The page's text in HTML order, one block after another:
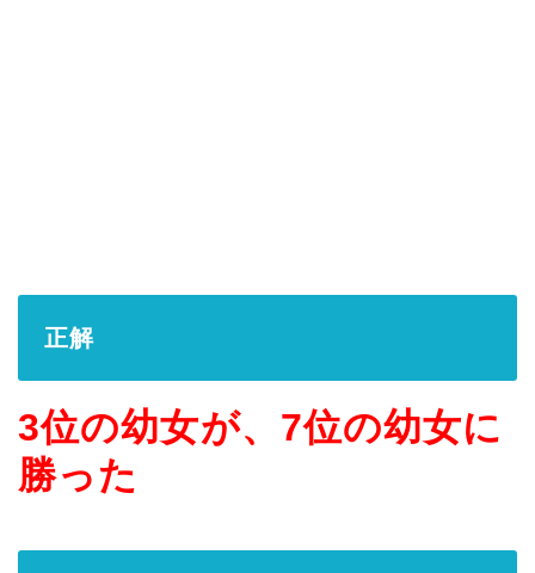
正解
3位の幼女が、7位の幼女に
勝った